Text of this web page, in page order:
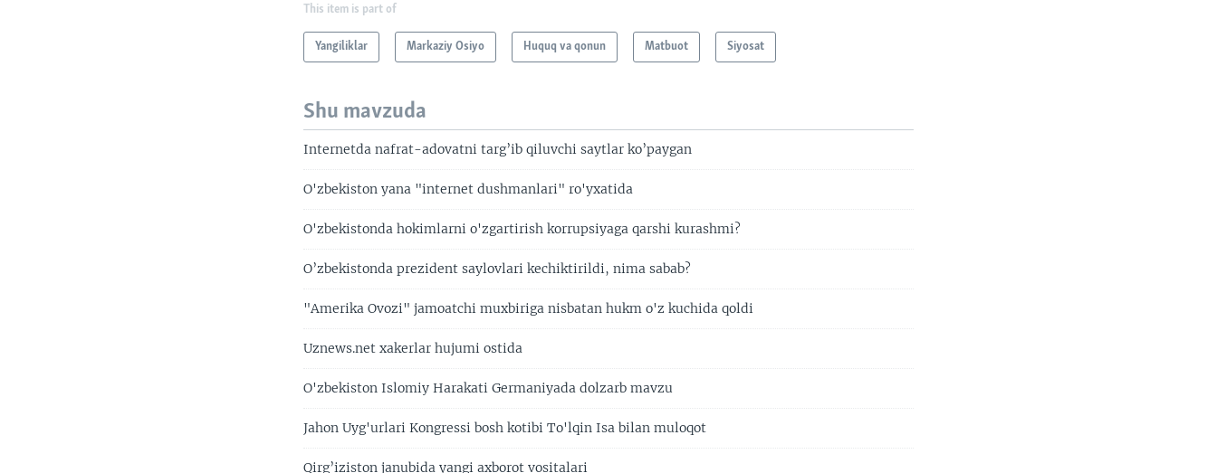
This item is part of
Yangiliklar Markaziy Osiyo Huquq va qonun Matbuot Siyosat
Shu mavzuda
Internetda nafrat-adovatni targ’ib qiluvchi saytlar ko’paygan
O'zbekiston yana "internet dushmanlari" ro'yxatida
O'zbekistonda hokimlarni o'zgartirish korrupsiyaga qarshi kurashmi?
O’zbekistonda prezident saylovlari kechiktirildi, nima sabab?
"Amerika Ovozi" jamoatchi muxbiriga nisbatan hukm o'z kuchida qoldi
Uznews.net xakerlar hujumi ostida
O'zbekiston Islomiy Harakati Germaniyada dolzarb mavzu
Jahon Uyg'urlari Kongressi bosh kotibi To'lqin Isa bilan muloqot
Qirg’iziston janubida yangi axborot vositalari